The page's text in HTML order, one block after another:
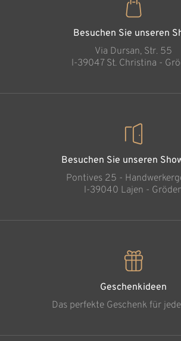
Besuchen Sie unseren
Via Dursan, Str. 55
l-39047 St. Christina -
Besuchen Sie unseren
Pontives 25 -
l-39040 Lajen -
Geschenkideen
Das perfekte Geschenk für